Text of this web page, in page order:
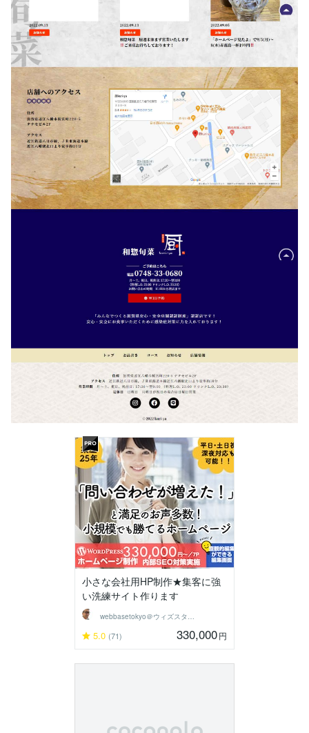
小さな会社用HP制作★集客に強
い洗練サイト作ります
webbasetokyo＠ウィズスタイル
5.0 (71) 330,000円